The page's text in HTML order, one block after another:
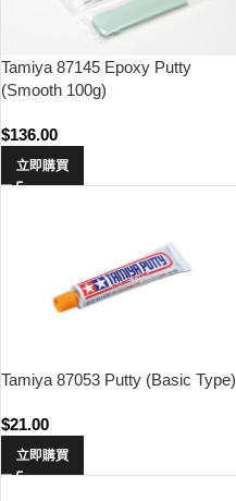
Tamiya 87145 Epoxy Putty
(Smooth 100g)
$136.00
立即購買
Tamiya 87053 Putty (Basic Type)
$21.00
立即購買